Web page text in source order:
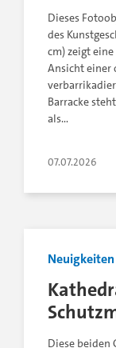
Dieses
des
cm) zeigt
Ansicht einer
Barracke
als…
07.07.2026
Neuigkeiten
Diese beiden